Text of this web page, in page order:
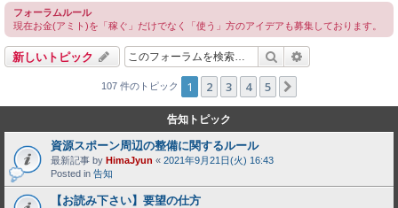
フォーラムルール
現在お金(アミト)を「稼ぐ」だけでなく「使う」方のアイデアも募集しております。
新しいトピック 検索
107 件のトピック 1 2 3 4 5
告知トピック
資源スポーン周辺の整備に関するルール
最新記事 by HimaJyun « 2021年9月21日(火) 16:43
Posted in 告知
【お読み下さい】要望の仕方